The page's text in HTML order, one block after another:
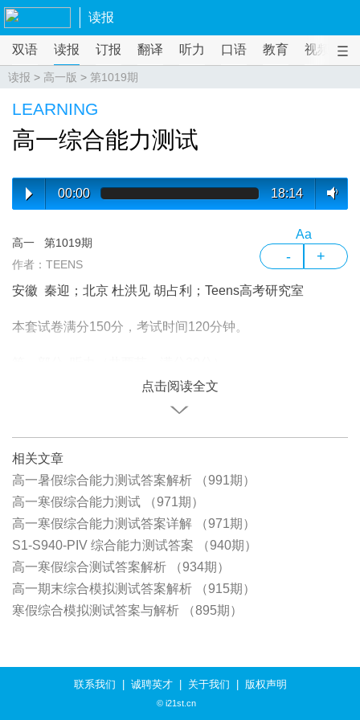
读报
双语 读报 订报 翻译 听力 口语 教育 视频
读报 > 高一版 > 第1019期
LEARNING
高一综合能力测试
00:00 18:14
高一
第1019期
作者：TEENS
Aa
- +
安徽 秦迎；北京 杜洪见 胡占利；Teens高考研究室
本套试卷满分150分，考试时间120分钟。
点击阅读全文
相关文章
高一暑假综合能力测试答案解析 （991期）
高一寒假综合能力测试 （971期）
高一寒假综合能力测试答案详解 （971期）
S1-S940-PIV 综合能力测试答案 （940期）
高一寒假综合测试答案解析 （934期）
高一期末综合模拟测试答案解析 （915期）
寒假综合模拟测试答案与解析 （895期）
联系我们 诚聘英才| 关于我们 版权声明
© i21st.cn